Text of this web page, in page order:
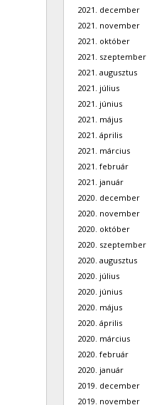
2021. december
2021. november
2021. október
2021. szeptember
2021. augusztus
2021. július
2021. június
2021. május
2021. április
2021. március
2021. február
2021. január
2020. december
2020. november
2020. október
2020. szeptember
2020. augusztus
2020. július
2020. június
2020. május
2020. április
2020. március
2020. február
2020. január
2019. december
2019. november